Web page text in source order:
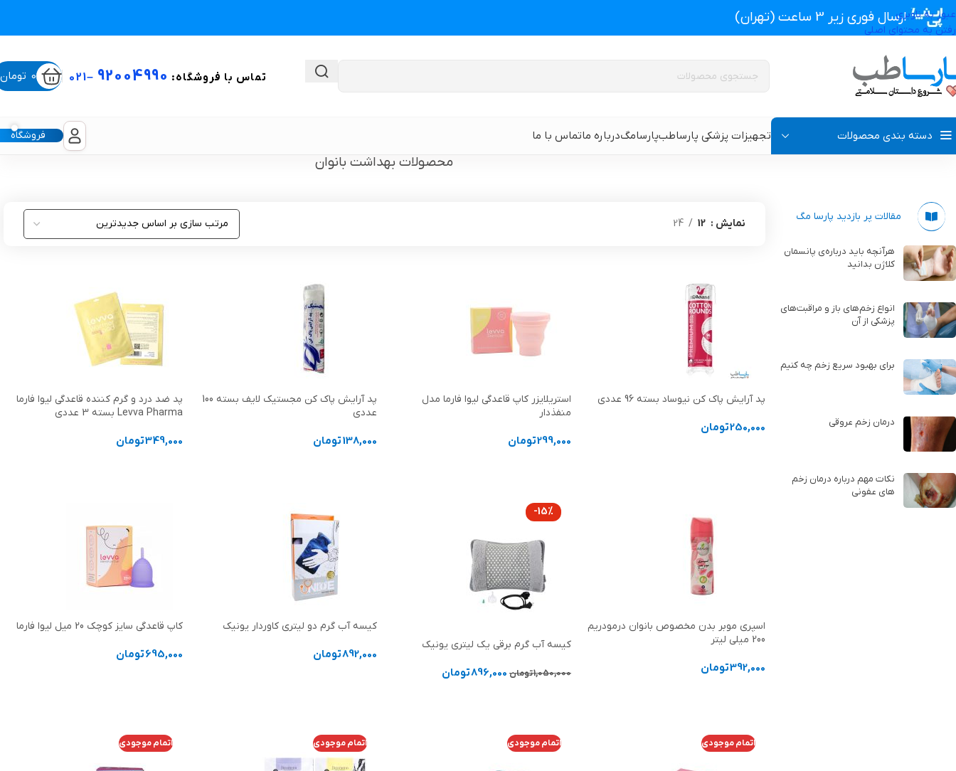
عبور به ناوبری
رفتن به محتوای اصلی
ارسال فوری زیر 3 ساعت (تهران)
تماس با فروشگاه: 92004990
–
021
0 تومان
دسته بندی محصولات
پروتز اکسترنال و سوتین پروتز دار
گن بعد از جراحی مردانه
گن بعد از جراحی زنانه
گن لاغری و گن بعد از زایمان گن ژنیکوماستی سینه آقایان گن لیپوماتیک بازو ( براکیوپلاستی )
تجهیزات پزشکی پارساطبپارسامگدرباره ماتماس با ما فروشگاه
تجهیزات پزشکی پارساطب محصولات بهداشتی> محصولات بهداشت بانوان
مقالات پر بازدید پارسا مگ
هرآنچه باید درباره‌ی پانسمان
کلاژن بدانید
انواع زخم‌های باز و مراقبت‌های
پزشکی از آن
برای بهبود سریع زخم چه کنیم
درمان زخم عروقی
نکات مهم درباره درمان زخم
های عفونی
محصولات بهداشت بانوان
نمایش 12
24
پد آرایش پاک کن نیوساد بسته 96 عددی
250,000تومان
استریلایزر کاپ قاعدگی لیوا فارما مدل
منفذدار
299,000تومان
پد آرایش پاک کن مجستیک لایف بسته 100
عددی
138,000تومان
پد ضد درد و گرم کننده قاعدگی لیوا فارما
Levva Pharma بسته 3 عددی
349,000تومان
اسپری موبر بدن مخصوص بانوان درمودریم
200 میلی لیتر
392,000تومان
-15%
کیسه آب گرم برقی یک لیتری یونیک
1,050,000تومان 896,000تومان
کیسه آب گرم دو لیتری کاوردار یونیک
892,000تومان
کاپ قاعدگی سایز کوچک 20 میل لیوا فارما
695,000تومان
اتمام موجودی اتمام موجودی اتمام موجودی اتمام موجودی